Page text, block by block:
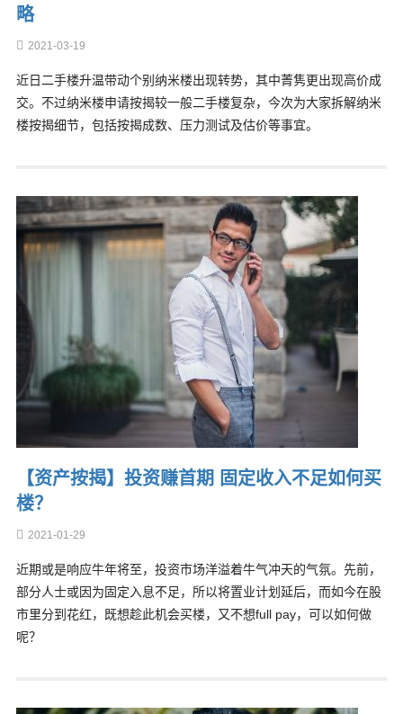
略
2021-03-19
近日二手楼升温带动个别纳米楼出现转势，其中菁隽更出现高价成
交。不过纳米楼申请按揭较一般二手楼复杂，今次为大家拆解纳米
楼按揭细节，包括按揭成数、压力测试及估价等事宜。
【资产按揭】投资赚首期 固定收入不足如何买
楼？
2021-01-29
近期或是响应牛年将至，投资市场洋溢着牛气冲天的气氛。先前，
部分人士或因为固定入息不足，所以将置业计划延后，而如今在股
市里分到花红，既想趁此机会买楼，又不想full pay，可以如何做
呢？